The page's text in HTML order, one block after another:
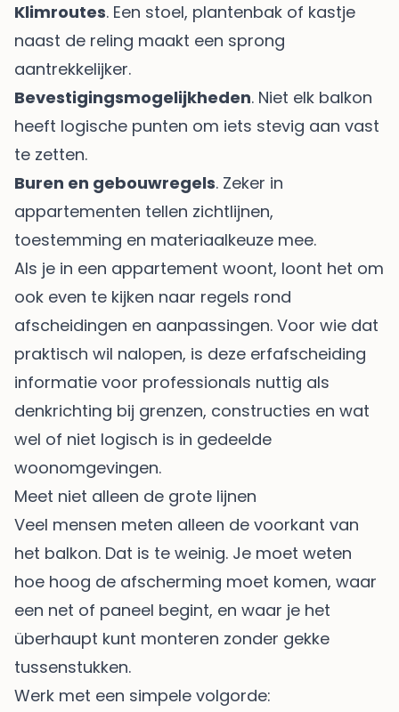
Klimroutes. Een stoel, plantenbak of kastje
naast de reling maakt een sprong
aantrekkelijker.
Bevestigingsmogelijkheden. Niet elk balkon
heeft logische punten om iets stevig aan vast
te zetten.
Buren en gebouwregels. Zeker in
appartementen tellen zichtlijnen,
toestemming en materiaalkeuze mee.
Als je in een appartement woont, loont het om
ook even te kijken naar regels rond
afscheidingen en aanpassingen. Voor wie dat
praktisch wil nalopen, is deze erfafscheiding
informatie voor professionals nuttig als
denkrichting bij grenzen, constructies en wat
wel of niet logisch is in gedeelde
woonomgevingen.
Meet niet alleen de grote lijnen
Veel mensen meten alleen de voorkant van
het balkon. Dat is te weinig. Je moet weten
hoe hoog de afscherming moet komen, waar
een net of paneel begint, en waar je het
überhaupt kunt monteren zonder gekke
tussenstukken.
Werk met een simpele volgorde: